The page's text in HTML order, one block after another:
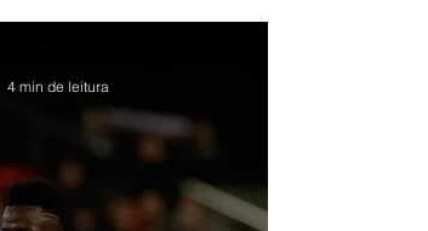
4 min de leitura